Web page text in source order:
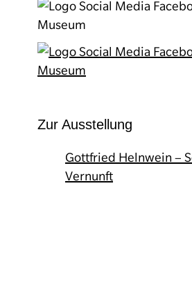
Zur Ausstellung
Gottfried Helnwein –
Vernunft